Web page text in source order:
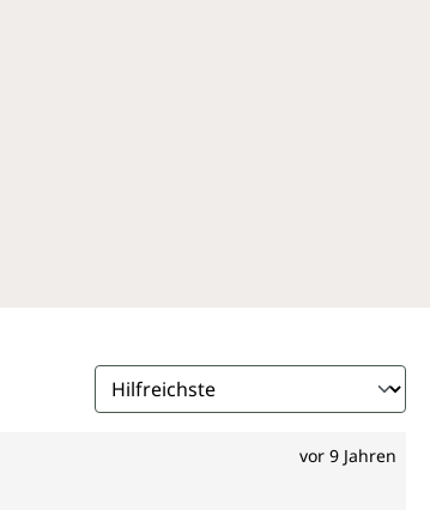
vor 9 Jahren